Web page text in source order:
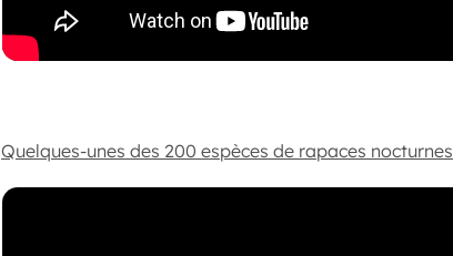
Quelques-unes des 200 espèces de rapaces nocturnes